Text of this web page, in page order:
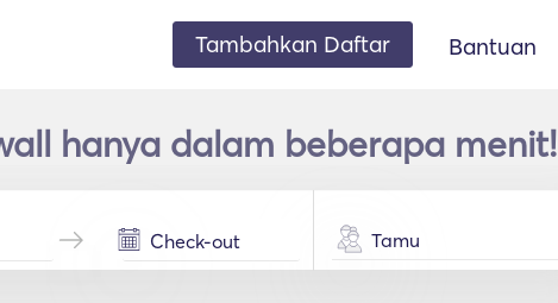
Tambahkan Daftar Bantuan
hanya dalam beberapa menit!
Tamu